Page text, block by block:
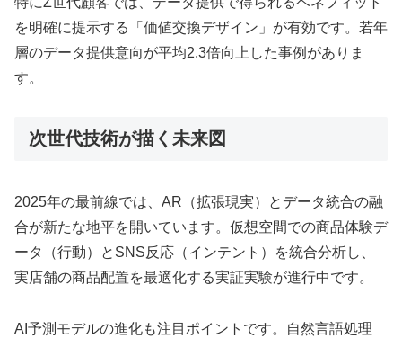
を明確に提示する「価値交換デザイン」が有効です。若年
層のデータ提供意向が平均2.3倍向上した事例がありま
す。
次世代技術が描く未来図
2025年の最前線では、AR（拡張現実）とデータ統合の融
合が新たな地平を開いています。仮想空間での商品体験デ
ータ（行動）とSNS反応（インテント）を統合分析し、
実店舗の商品配置を最適化する実証実験が進行中です。
AI予測モデルの進化も注目ポイントです。自然言語処理